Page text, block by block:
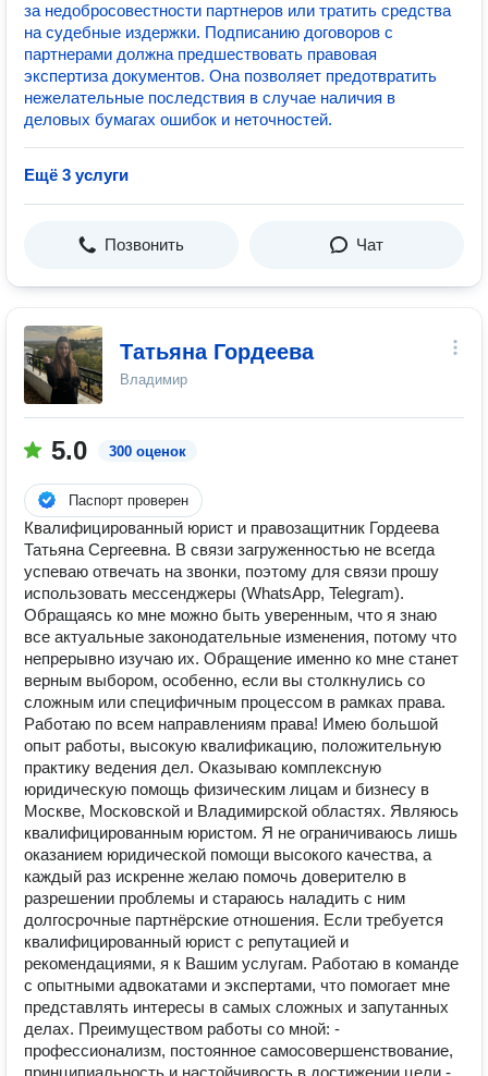
за недобросовестности партнеров или тратить средства
на судебные издержки. Подписанию договоров с
партнерами должна предшествовать правовая
экспертиза документов. Она позволяет предотвратить
нежелательные последствия в случае наличия в
деловых бумагах ошибок и неточностей.
Ещё 3 услуги
Позвонить Чат
Татьяна Гордеева
Владимир
5.0 300 оценок
Паспорт проверен
Квалифицированный юрист и правозащитник Гордеева
Татьяна Сергеевна. В связи загруженностью не всегда
успеваю отвечать на звонки, поэтому для связи прошу
использовать мессенджеры (WhatsApp, Telegram).
Обращаясь ко мне можно быть уверенным, что я знаю
все актуальные законодательные изменения, потому что
непрерывно изучаю их. Обращение именно ко мне станет
верным выбором, особенно, если вы столкнулись со
сложным или специфичным процессом в рамках права.
Работаю по всем направлениям права! Имею большой
опыт работы, высокую квалификацию, положительную
практику ведения дел. Оказываю комплексную
юридическую помощь физическим лицам и бизнесу в
Москве, Московской и Владимирской областях. Являюсь
квалифицированным юристом. Я не ограничиваюсь лишь
оказанием юридической помощи высокого качества, а
каждый раз искренне желаю помочь доверителю в
разрешении проблемы и стараюсь наладить с ним
долгосрочные партнёрские отношения. Если требуется
квалифицированный юрист с репутацией и
рекомендациями, я к Вашим услугам. Работаю в команде
с опытными адвокатами и экспертами, что помогает мне
представлять интересы в самых сложных и запутанных
делах. Преимуществом работы со мной: -
профессионализм, постоянное самосовершенствование,
принципиальность и настойчивость в достижении цели -